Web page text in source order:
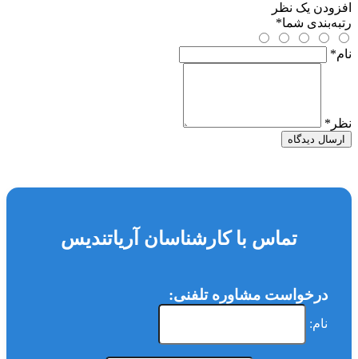
افزودن یک نظر
رتبه‌بندی شما*
نام*
نظر *
ارسال دیدگاه
تماس با کارشناسان آریاتندیس
درخواست مشاوره تلفنی:
نام: